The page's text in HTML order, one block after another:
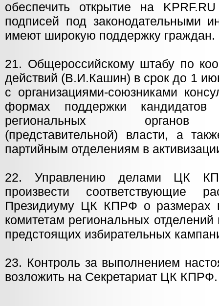
обеспечить открытие на
подписей под законодательными
имеют широкую поддержку граждан.
21. Общероссийскому штабу по
действий (В.И.Кашин) в срок до 1
с организациями-союзниками
формах поддержки
региональных органов
(представительной) власти, а
партийным отделениям в
22. Управлению делами ЦК
произвести соответствующие
Президиуму ЦК КПРФ о размерах
комитетам региональных
предстоящих избирательных
23. Контроль за выполнением
возложить на Секретариат ЦК КПРФ.